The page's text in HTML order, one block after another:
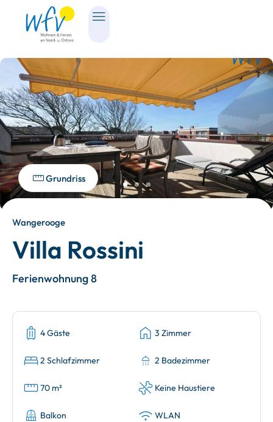
Grundriss
Wangerooge
Villa Rossini
Ferienwohnung 8
4 Gäste 3 Zimmer
2 Schlafzimmer 2 Badezimmer
70 m² Keine Haustiere
Balkon WLAN